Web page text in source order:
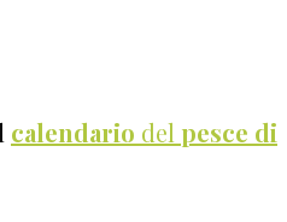
calendario del pesce di